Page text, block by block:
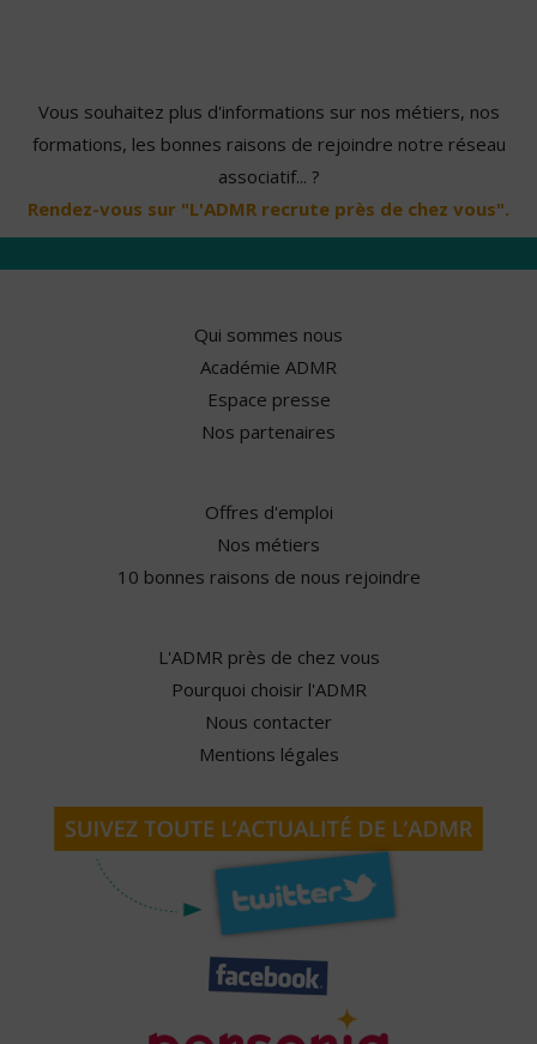
Vous souhaitez plus d'informations sur nos métiers, nos
formations, les bonnes raisons de rejoindre notre réseau
associatif... ?
Rendez-vous sur "L'ADMR recrute près de chez vous".
Qui sommes nous
Académie ADMR
Espace presse
Nos partenaires
Offres d'emploi
Nos métiers
10 bonnes raisons de nous rejoindre
L'ADMR près de chez vous
Pourquoi choisir l'ADMR
Nous contacter
Mentions légales